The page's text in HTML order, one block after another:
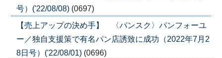
号）('22/08/08) (0697)
【売上アップの決め手】 〈パンスク〉パンフォーユ
ー／独自支援策で有名パン店誘致に成功（2022年7月2
8日号）('22/08/01) (0696)